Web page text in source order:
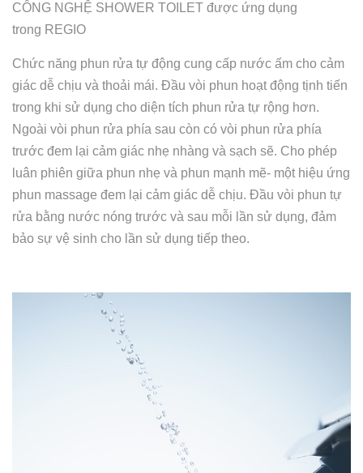
CÔNG NGHỆ SHOWER TOILET được ứng dụng
trong REGIO
Chức năng phun rửa tự động cung cấp nước ấm cho cảm
giác dễ chịu và thoải mái. Đầu vòi phun hoạt động tịnh tiến
trong khi sử dụng cho diện tích phun rửa tự rộng hơn.
Ngoài vòi phun rửa phía sau còn có vòi phun rửa phía
trước đem lại cảm giác nhẹ nhàng và sạch sẽ. Cho phép
luân phiên giữa phun nhẹ và phun mạnh mẽ- một hiệu ứng
phun massage đem lại cảm giác dễ chịu. Đầu vòi phun tự
rửa bằng nước nóng trước và sau mỗi lần sử dụng, đảm
bảo sự vệ sinh cho lần sử dụng tiếp theo.